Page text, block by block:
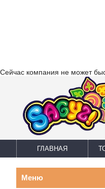
Сейчас компания не может
ГЛАВНАЯ